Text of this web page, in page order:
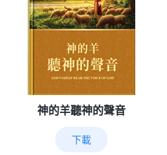
神的羊聽神的聲音
下載